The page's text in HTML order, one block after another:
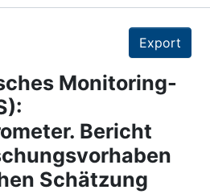
Export
Monitoring-
Bericht
Schätzung